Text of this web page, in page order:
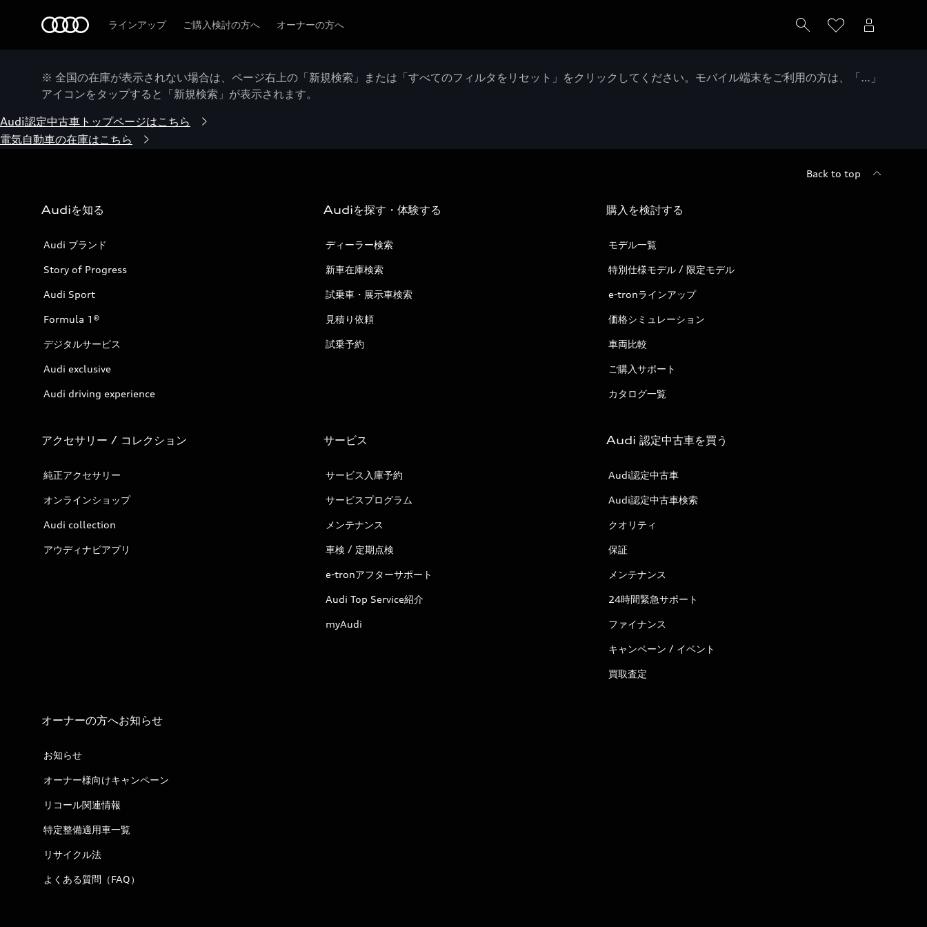
ラインアップ ご購入検討の方へ オーナーの方へ
※ 全国の在庫が表示されない場合は、ページ右上の「新規検索」または「すべてのフィルタをリセット」をクリックしてください。モバイル端末をご利用の方は、「…」
アイコンをタップすると「新規検索」が表示されます。
Audi認定中古車トップページはこちら
電気自動車の在庫はこちら
Back to top
Audiを知る
Audi ブランド
Story of Progress
Audi Sport
Formula 1®
デジタルサービス
Audi exclusive
Audi driving experience
Audiを探す・体験する
ディーラー検索
新車在庫検索
試乗車・展示車検索
見積り依頼
試乗予約
購入を検討する
モデル一覧
特別仕様モデル / 限定モデル
e-tronラインアップ
価格シミュレーション
車両比較
ご購入サポート
カタログ一覧
アクセサリー / コレクション
純正アクセサリー
オンラインショップ
Audi collection
アウディナビアプリ
サービス
サービス入庫予約
サービスプログラム
メンテナンス
車検 / 定期点検
e-tronアフターサポート
Audi Top Service紹介
myAudi
Audi 認定中古車を買う
Audi認定中古車
Audi認定中古車検索
クオリティ
保証
メンテナンス
24時間緊急サポート
ファイナンス
キャンペーン / イベント
買取査定
オーナーの方へお知らせ
お知らせ
オーナー様向けキャンペーン
リコール関連情報
特定整備適用車一覧
リサイクル法
よくある質問（FAQ）